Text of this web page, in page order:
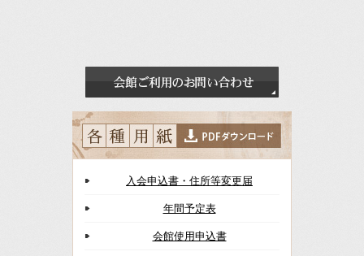
入会申込書・住所等変更届
年間予定表
会館使用申込書